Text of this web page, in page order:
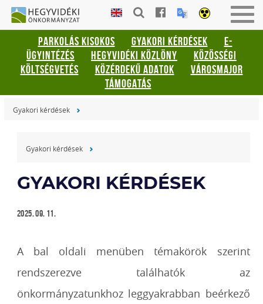
Gyorsbillentyűk
listája
Keresés:
"S"
Bejelentkezés:
HEGYVIDÉKI
ÖNKORMÁNYZAT
PARKOLÁS KISOKOS GYAKORI KÉRDÉSEK
E-
ÜGYINTÉZÉS
HEGYVIDÉKI KÖZLÖNY
KÖZÖSSÉGI
KÖLTSÉGVETÉS
KÖZÉRDEKŰ ADATOK
VÁROSMAJOR
TÁMOGATÁS
Gyakori kérdések
Gyakori kérdések
GYAKORI KÉRDÉSEK
2025. 09. 11.
A bal oldali menüben témakörök szerint
rendszerezve találhatók az
önkormányzatunkhoz leggyakrabban beérkező